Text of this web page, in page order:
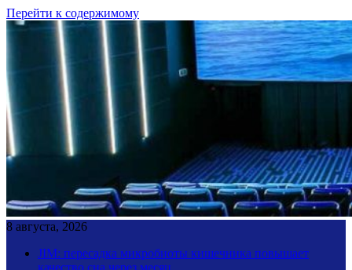
Перейти к содержимому
8 августа, 2026
JIM: пересадка микробиоты кишечника повышает
качество сна через месяц